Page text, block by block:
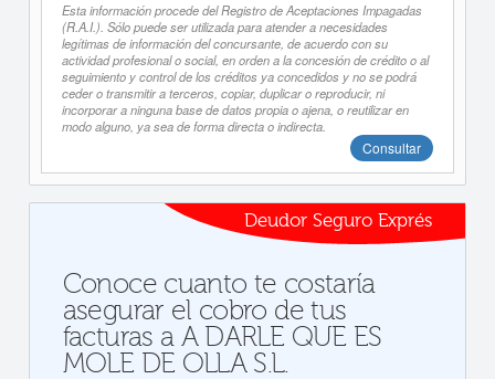
Esta información procede del Registro de Aceptaciones Impagadas
(R.A.I.). Sólo puede ser utilizada para atender a necesidades
legítimas de información del concursante, de acuerdo con su
actividad profesional o social, en orden a la concesión de crédito o al
seguimiento y control de los créditos ya concedidos y no se podrá
ceder o transmitir a terceros, copiar, duplicar o reproducir, ni
incorporar a ninguna base de datos propia o ajena, o reutilizar en
modo alguno, ya sea de forma directa o indirecta.
Consultar
Deudor Seguro Exprés
Conoce cuanto te costaría
asegurar el cobro de tus
facturas a A DARLE QUE ES
MOLE DE OLLA S.L.